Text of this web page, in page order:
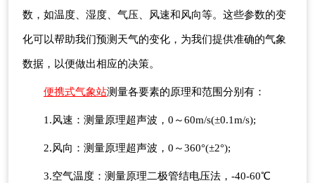
数，如温度、湿度、气压、风速和风向等。这些参数的变
化可以帮助我们预测天气的变化，为我们提供准确的气象
数据，以便做出相应的决策。
便携式气象站测量各要素的原理和范围分别有：
1.风速：测量原理超声波，0～60m/s(±0.1m/s);
2.风向：测量原理超声波，0～360°(±2°);
3.空气温度：测量原理二极管结电压法，-40-60℃